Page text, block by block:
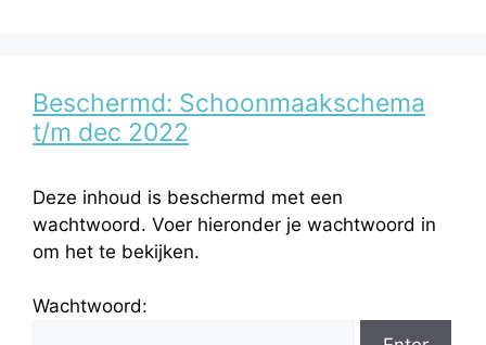
Beschermd: Schoonmaakschema
t/m dec 2022
Deze inhoud is beschermd met een
wachtwoord. Voer hieronder je wachtwoord in
om het te bekijken.
Wachtwoord: